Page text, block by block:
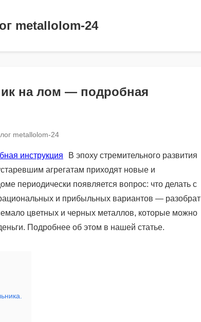
metallolom-24
на лом — подробная
metallolom-24
В эпоху стремительного развития
агрегатам приходят новые и
периодически появляется вопрос: что делать с
и прибыльных вариантов —
цветных и черных металлов, которые можно
Подробнее об этом в нашей статье.